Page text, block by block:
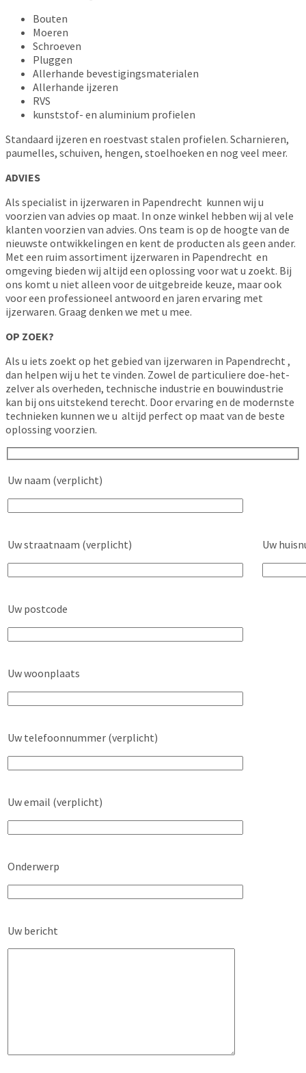
Bouten
Moeren
Schroeven
Pluggen
Allerhande bevestigingsmaterialen
Allerhande ijzeren
RVS
kunststof- en aluminium profielen
Standaard ijzeren en roestvast stalen profielen. Scharnieren,
paumelles, schuiven, hengen, stoelhoeken en nog veel meer.
ADVIES
Als specialist in ijzerwaren in Papendrecht kunnen wij u
voorzien van advies op maat. In onze winkel hebben wij al vele
klanten voorzien van advies. Ons team is op de hoogte van de
nieuwste ontwikkelingen en kent de producten als geen ander.
Met een ruim assortiment ijzerwaren in Papendrecht en
omgeving bieden wij altijd een oplossing voor wat u zoekt. Bij
ons komt u niet alleen voor de uitgebreide keuze, maar ook
voor een professioneel antwoord en jaren ervaring met
ijzerwaren. Graag denken we met u mee.
OP ZOEK?
Als u iets zoekt op het gebied van ijzerwaren in Papendrecht ,
dan helpen wij u het te vinden. Zowel de particuliere doe-het-
zelver als overheden, technische industrie en bouwindustrie
kan bij ons uitstekend terecht. Door ervaring en de modernste
technieken kunnen we u altijd perfect op maat van de beste
oplossing voorzien.
Uw naam (verplicht)
Uw straatnaam (verplicht) Uw
Uw postcode
Uw woonplaats
Uw telefoonnummer (verplicht)
Uw email (verplicht)
Onderwerp
Uw bericht